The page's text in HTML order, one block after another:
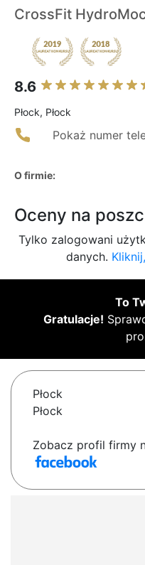
CrossFit
8.6
Płock, Płock
Pokaż numer
O firmie:
Oceny na
Tylko zalogowani
danych.
To
Gratulacje!
Płock
Płock
Zobacz profil firmy